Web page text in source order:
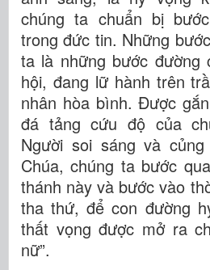
chúng ta chuẩn bị
trong đức tin. Những
ta là những bước đường
hội, đang lữ hành trên
nhân hòa bình. Được
đá tảng cứu độ của
Người soi sáng và
Chúa, chúng ta bước
thánh này và bước vào
tha thứ, để con đường
thất vọng được mở ra
nữ”.